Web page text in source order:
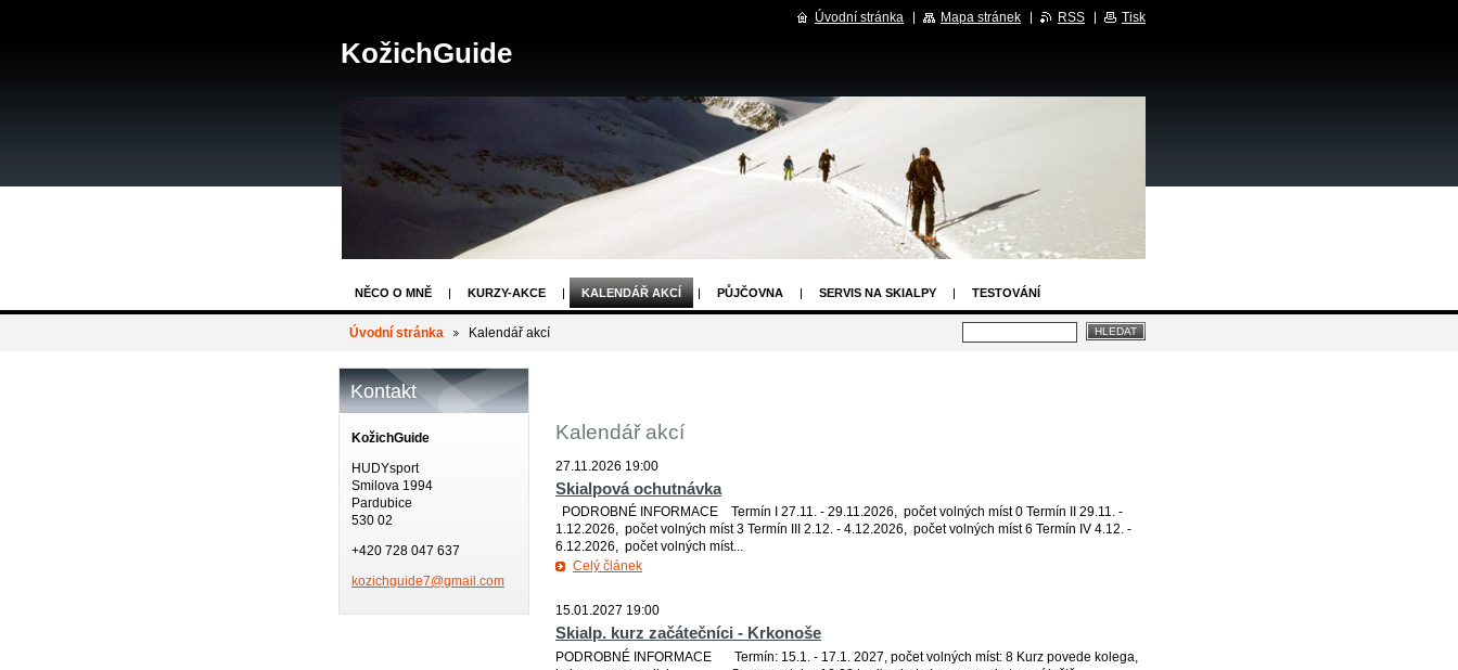
KožichGuide
NĚCO O MNĚ KURZY-AKCE KALENDÁŘ AKCÍ PŮJČOVNA SERVIS NA SKIALPY TESTOVÁNÍ
ABSOLVOVANÉ AKCE ODKAZY
Úvodní stránka Kalendář akcí
Kalendář akcí
27.11.2026 19:00
Skialpová ochutnávka
PODROBNÉ INFORMACE Termín I 27.11. - 29.11.2026, počet volných míst 0 Termín II 29.11. -
1.12.2026, počet volných míst 3 Termín III 2.12. - 4.12.2026, počet volných míst 6 Termín IV 4.12. -
6.12.2026, počet volných míst...
Celý článek
15.01.2027 19:00
Skialp. kurz začátečníci - Krkonoše
PODROBNÉ INFORMACE Termín: 15.1. - 17.1. 2027, počet volných míst: 8 Kurz povede kolega,
Kontakt
KožichGuide
HUDYsport
Smilova 1994
Pardubice
530 02
+420 728 047 637
kozichguide7@gmail.com
Úvodní stránka Mapa stránek RSS Tisk